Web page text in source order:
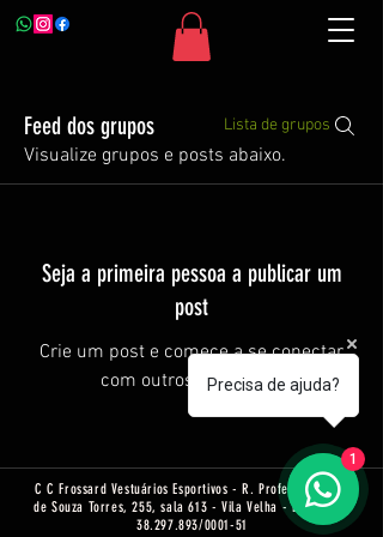
Feed dos grupos Lista de grupos
Visualize grupos e posts abaixo.
Seja a primeira pessoa a publicar um
post
Crie um post e comece a se conectar
com outros membros.
C C Frossard Vestuários Esportivos - R. Professor Telmo
de Souza Torres, 255, sala 613 - Vila Velha - ES - CNPJ:
38.297.893/0001-51
Precisa de ajuda?
1